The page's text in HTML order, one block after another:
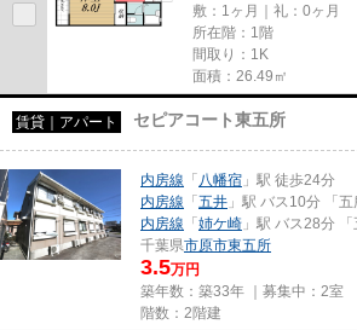
敷：1ヶ月｜礼：0ヶ月
所在階：1階
間取り：1K
面積：26.49㎡
賃貸｜アパート セピアコート東五所
内房線 「 八幡宿 」駅 徒歩24分
内房線 「五井 」駅 バス10分 「
内房線 「姉ケ崎 」駅 バス28分
千葉県市原市東五所
3.5万円
築年数：築33年 ｜募集中： 2室
階数：2階建